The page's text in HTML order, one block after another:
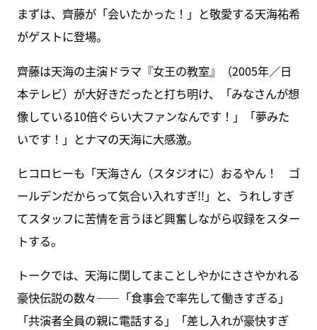
まずは、齊藤が「会いたかった！」と敬愛する天海祐希
がゲストに登場。
齊藤は天海の主演ドラマ『女王の教室』（2005年／日
本テレビ）が大好きだったと打ち明け、「みなさんが想
像している10倍ぐらい大ファンなんです！」「夢みた
いです！」とナマの天海に大感激。
ヒコロヒーも「天海さん（スタジオに）おるやん！ ゴ
ールデンだからって気合い入れすぎ!!」と、うれしすぎ
てスタッフに苦情を言うほど興奮しながら収録をスター
トする。
トークでは、天海に関してまことしやかにささやかれる
豪快伝説の数々――「食事会で率先して働きすぎる」
「共演者全員の親に電話する」「差し入れが豪快すぎ